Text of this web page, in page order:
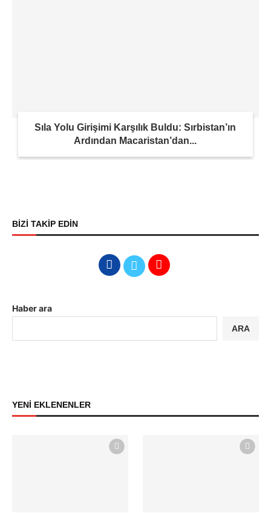
Sıla Yolu Girişimi Karşılık Buldu: Sırbistan’ın
Ardından Macaristan’dan...
BİZİ TAKİP EDİN
Haber ara
ARA
YENİ EKLENENLER